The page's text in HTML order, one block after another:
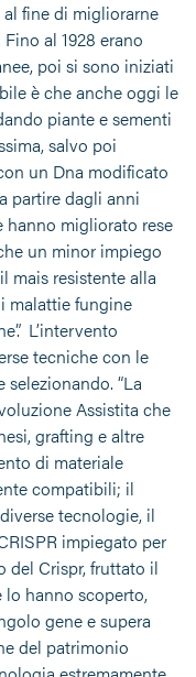
fine di migliorarne
al 1928 erano
poi si sono iniziati
è che anche oggi le
piante e sementi
salvo poi
un Dna modificato
partire dagli anni
migliorato rese
un minor impiego
mais resistente alla
malattie fungine
L’intervento
tecniche con le
“La
Assistita che
grafting e altre
di materiale
compatibili; il
tecnologie, il
impiegato per
del Crispr, fruttato il
hanno scoperto,
gene e supera
del patrimonio